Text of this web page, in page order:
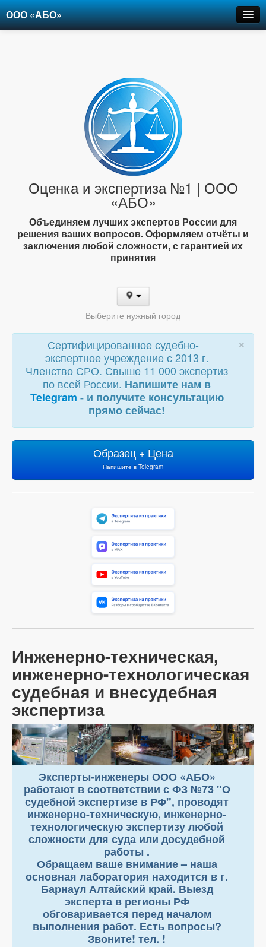
ООО «АБО»
Оценка и экспертиза №1 | ООО
«АБО»
Объединяем лучших экспертов России для
решения ваших вопросов. Оформляем отчёты и
заключения любой сложности, с гарантией их
принятия
Выберите нужный город
×
Сертифицированное судебно-
экспертное учреждение с 2013 г.
Членство СРО. Свыше 11 000 экспертиз
по всей России. Напишите нам в
Telegram - и получите консультацию
прямо сейчас!
Образец + Цена
Напишите в Telegram
Инженерно-техническая,
инженерно-технологическая
судебная и внесудебная
экспертиза
Эксперты-инженеры ООО «АБО»
работают в соответствии с ФЗ №73 "О
судебной экспертизе в РФ", проводят
инженерно-техническую, инженерно-
технологическую экспертизу любой
сложности для суда или досудебной
работы .
Обращаем ваше внимание – наша
основная лаборатория находится в г.
Барнаул Алтайский край. Выезд
эксперта в регионы РФ
обговаривается перед началом
выполнения работ. Есть вопросы?
Звоните! тел. !